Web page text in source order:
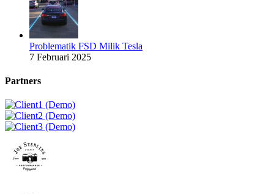
Problematik FSD Milik Tesla
7 Februari 2025
Partners